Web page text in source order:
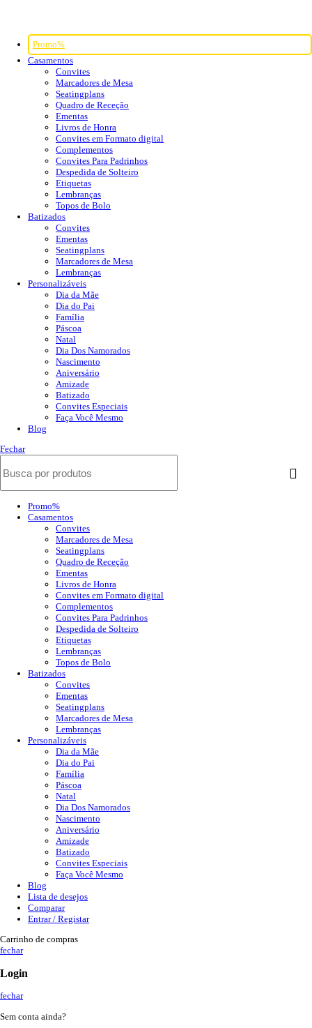
Promo%
Casamentos
Convites
Marcadores de Mesa
Seatingplans
Quadro de Receção
Ementas
Livros de Honra
Convites em Formato digital
Complementos
Convites Para Padrinhos
Despedida de Solteiro
Etiquetas
Lembranças
Topos de Bolo
Batizados
Convites
Ementas
Seatingplans
Marcadores de Mesa
Lembranças
Personalizáveis
Dia da Mãe
Dia do Pai
Família
Páscoa
Natal
Dia Dos Namorados
Nascimento
Aniversário
Amizade
Batizado
Convites Especiais
Faça Você Mesmo
Blog
Fechar
Promo%
Casamentos
Convites
Marcadores de Mesa
Seatingplans
Quadro de Receção
Ementas
Livros de Honra
Convites em Formato digital
Complementos
Convites Para Padrinhos
Despedida de Solteiro
Etiquetas
Lembranças
Topos de Bolo
Batizados
Convites
Ementas
Seatingplans
Marcadores de Mesa
Lembranças
Personalizáveis
Dia da Mãe
Dia do Pai
Família
Páscoa
Natal
Dia Dos Namorados
Nascimento
Aniversário
Amizade
Batizado
Convites Especiais
Faça Você Mesmo
Blog
Lista de desejos
Comparar
Entrar / Registar
Carrinho de compras
fechar
Login
fechar
Sem conta ainda?